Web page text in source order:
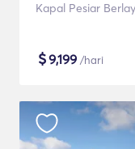
Kapal Pesiar
$9,199 /hari